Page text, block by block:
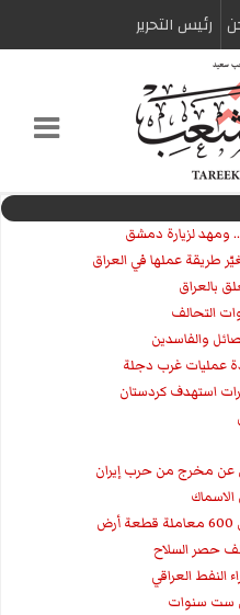
رئیس التحریر
ومهد لزيارة دمشق
طريقة عملها في العراق
والفاسدين
عمليات غرب دجلة
استهدف كردستان
عن مخرج من حرب إيران
حصر السلاح